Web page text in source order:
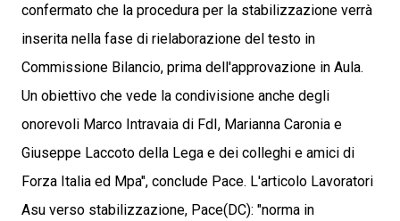
confermato che la procedura per la stabilizzazione verrà
inserita nella fase di rielaborazione del testo in
Commissione Bilancio, prima dell'approvazione in Aula.
Un obiettivo che vede la condivisione anche degli
onorevoli Marco Intravaia di FdI, Marianna Caronia e
Giuseppe Laccoto della Lega e dei colleghi e amici di
Forza Italia ed Mpa", conclude Pace. L'articolo Lavoratori
Asu verso stabilizzazione, Pace(DC): "norma in